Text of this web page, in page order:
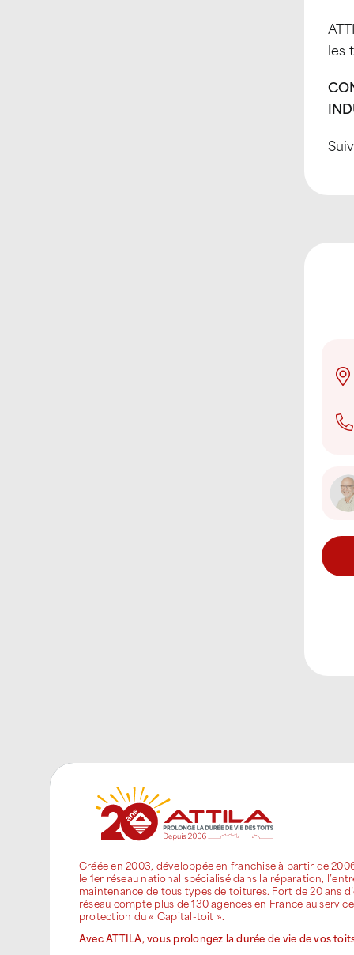
les
Créée en 2003, développée en franchise à partir de
le 1er réseau national spécialisé dans la réparation,
maintenance de tous types de toitures. Fort de 20 ans
réseau compte plus de 130 agences en France au
protection du « Capital-toit ».
Avec ATTILA, vous prolongez la durée de vie de vos